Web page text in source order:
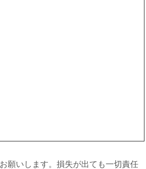
願いします。損失が出ても一切責任